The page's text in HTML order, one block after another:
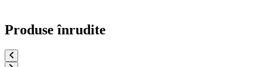
Produse înrudite